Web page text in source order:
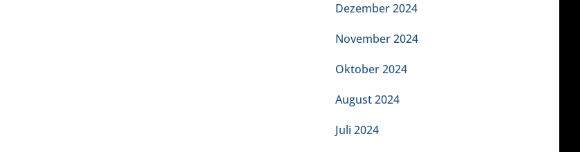
Dezember 2024
November 2024
Oktober 2024
August 2024
Juli 2024